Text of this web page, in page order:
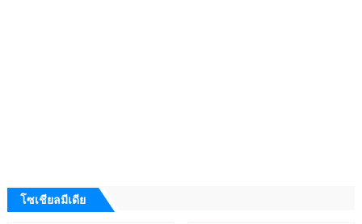
โซเชียลมีเดีย